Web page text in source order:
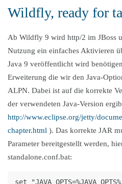
Wildfly, ready for
Ab Wildfly 9 wird http/2 im JBoss
Nutzung ein einfaches Aktivieren
Java 9 veröffentlicht wird
Erweiterung die wir den Java-
ALPN. Dabei ist auf die korrekte
der verwendeten Java-Version
http://www.eclipse.org/jetty/
chapter.html ). Das korrekte JAR
Parameter bereitgestellt werden,
standalone.conf.bat:
set